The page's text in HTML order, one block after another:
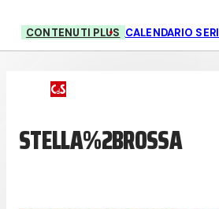
CONTENUTI PLUS CALENDARIO
STELLA%2BROSSA